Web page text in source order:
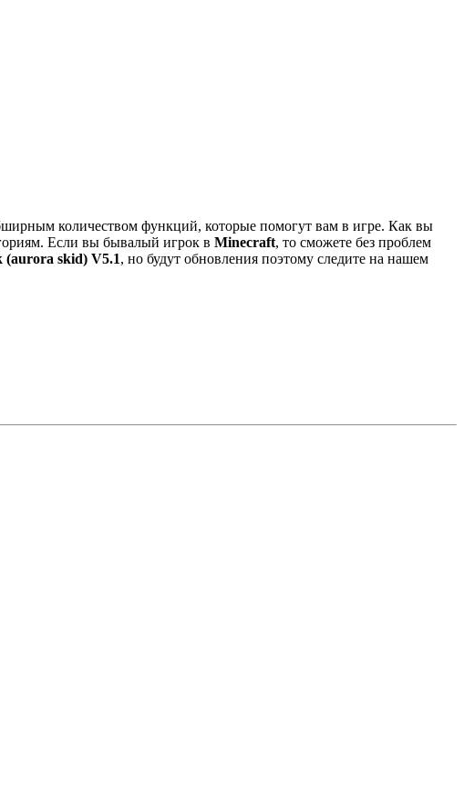
количеством функций, которые помогут вам в игре. Как вы
Если вы бывалый игрок в Minecraft, то сможете без проблем
(aurora skid) V5.1, но будут обновления поэтому следите на нашем